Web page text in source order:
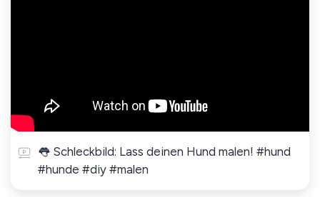
👅 Schleckbild: Lass deinen Hund malen! #hund
#hunde #diy #malen